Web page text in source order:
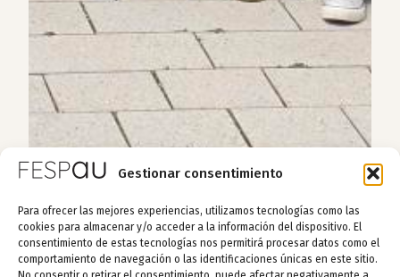
Gestionar consentimiento
Para ofrecer las mejores experiencias, utilizamos tecnologías como las
cookies para almacenar y/o acceder a la información del dispositivo. El
consentimiento de estas tecnologías nos permitirá procesar datos como el
comportamiento de navegación o las identificaciones únicas en este sitio.